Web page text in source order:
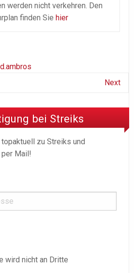
werden nicht verkehren. Den
finden Sie hier
d.ambros
Next
bei Streiks
zu Streiks und
Mail!
wird nicht an Dritte